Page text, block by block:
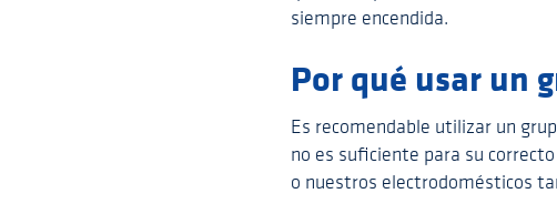
siempre encendida.
Por qué usar un
Es recomendable utilizar un
no es suficiente para su
o nuestros electrodomésticos